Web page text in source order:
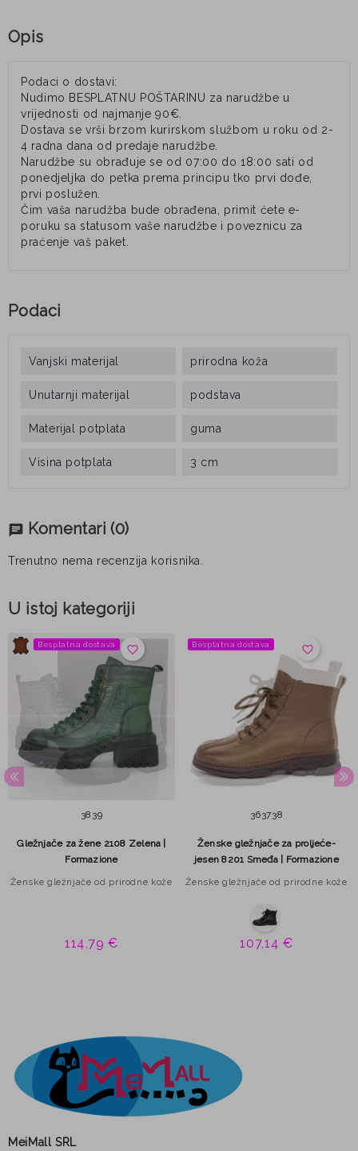
Opis
Podaci o dostavi:
Nudimo BESPLATNU POŠTARINU za narudžbe u
vrijednosti od najmanje 90€.
Dostava se vrši brzom kurirskom službom u roku od 2-
4 radna dana od predaje narudžbe.
Narudžbe su obrađuje se od 07:00 do 18:00 sati od
ponedjeljka do petka prema principu tko prvi dođe,
prvi poslužen.
Čim vaša narudžba bude obrađena, primit ćete e-
poruku sa statusom vaše narudžbe i poveznicu za
praćenje vaš paket.
Podaci
Vanjski materijal prirodna koža
Unutarnji materijal podstava
Materijal potplata guma
Visina potplata 3 cm
chat Komentari (0)
Trenutno nema recenzija korisnika.
U istoj kategoriji
favorite_border
Besplatna dostava
38 39
Gležnjače za žene 2108 Zelena |
Formazione
Ženske gležnjače od prirodne kože
114,79 €
favorite_border
Besplatna dostava
363738
Ženske gležnjače za proljeće-
jesen 8201 Smeđa | Formazione
Ženske gležnjače od prirodne kože
107,14 €
MeiMall SRL